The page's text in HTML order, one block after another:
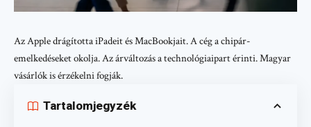
Az Apple drágította iPadeit és MacBookjait. A cég a chipár-
emelkedéseket okolja. Az árváltozás a technológiaipart érinti. Magyar
vásárlók is érzékelni fogják.
Tartalomjegyzék